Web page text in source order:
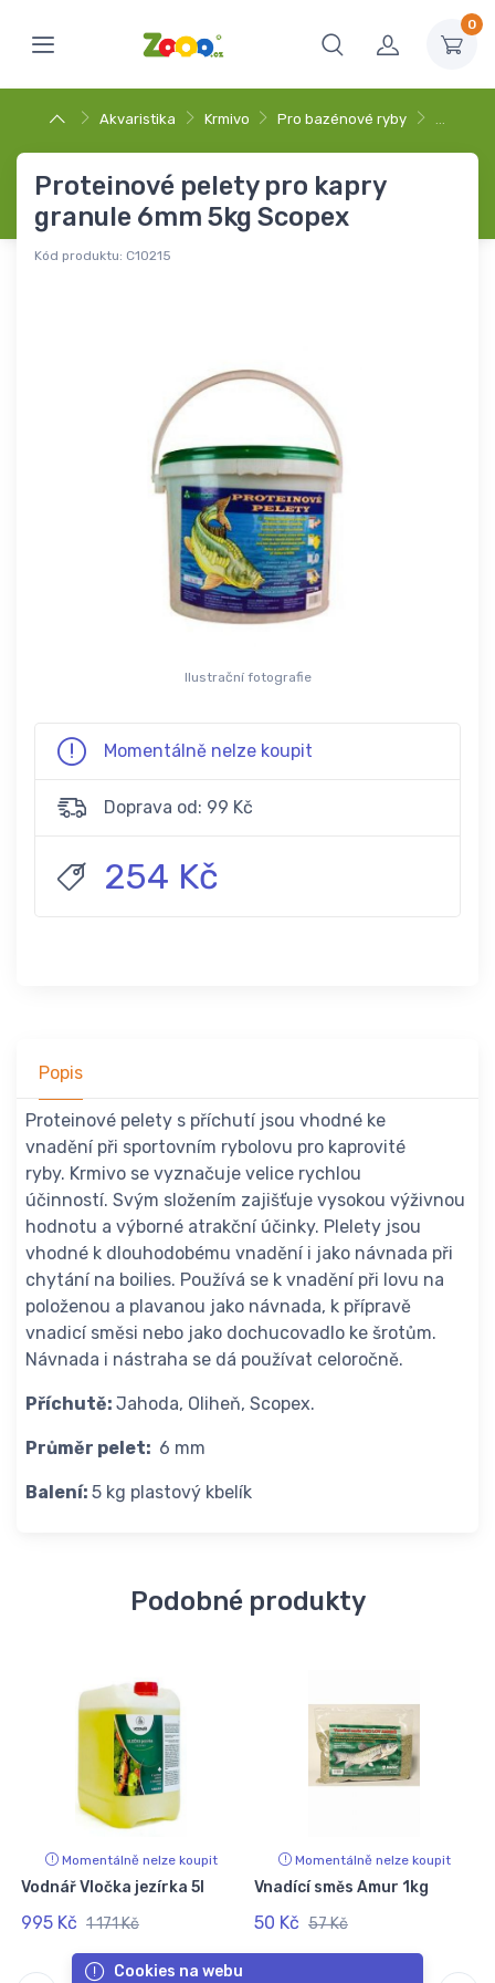
0
Akvaristika Krmivo Pro bazénové ryby …
Proteinové pelety pro kapry
granule 6mm 5kg Scopex
Kód produktu: C10215
Ilustrační fotografie
Momentálně nelze koupit
Doprava od: 99 Kč
254 Kč
Popis
Proteinové pelety s příchutí jsou vhodné ke
vnadění při sportovním rybolovu pro kaprovité
ryby. Krmivo se vyznačuje velice rychlou
účinností. Svým složením zajišťuje vysokou výživnou
hodnotu a výborné atrakční účinky. Plelety jsou
vhodné k dlouhodobému vnadění i jako návnada při
chytání na boilies. Používá se k vnadění při lovu na
položenou a plavanou jako návnada, k přípravě
vnadicí směsi nebo jako dochucovadlo ke šrotům.
Návnada i nástraha se dá používat celoročně.
Příchutě: Jahoda, Oliheň, Scopex.
Průměr pelet: 6 mm
Balení: 5 kg plastový kbelík
Podobné produkty
Momentálně nelze koupit
Vodnář Vločka jezírka 5l
995 Kč 1 171 Kč
Momentálně nelze koupit
Vnadící směs Amur 1kg
50 Kč 57 Kč
Cookies na webu